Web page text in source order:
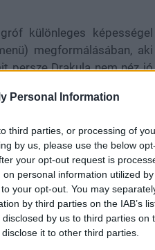
Personal Information
third parties, or processing of
by us, please use the below
your opt-out request is
personal information utilized
your opt-out. You may
by third parties on the IAB’s
by us to third parties on
it to other third parties.
különleges képességel
megformálásában, aki
persze Drakula nem néz jó
elemekkel, amit a trailer
egy szórakoztató őrület is.